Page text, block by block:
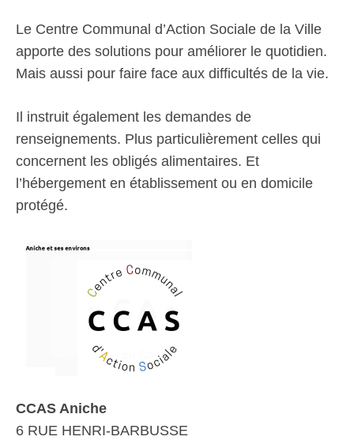
Le Centre Communal d’Action Sociale de la Ville
apporte des solutions pour améliorer le quotidien.
Mais aussi pour faire face aux difficultés de la vie.
Il instruit également les demandes de
renseignements. Plus particulièrement celles qui
concernent les obligés alimentaires. Et
l’hébergement en établissement ou en domicile
protégé.
CCAS Aniche
6 RUE HENRI-BARBUSSE